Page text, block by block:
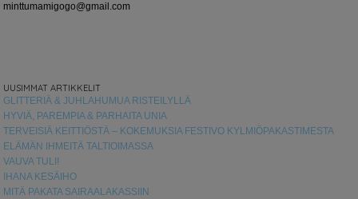
minttumamigogo@gmail.com
UUSIMMAT ARTIKKELIT
GLITTERIÄ & JUHLAHUMUA RISTEILYLLÄ
HYVIÄ, PAREMPIA & PARHAITA UNIA
TERVEISIÄ KEITTIÖSTÄ – KOKEMUKSIA FESTIVO KYLMIÖPAKASTIMESTA
ELÄMÄN IHMEITÄ TALTIOIMASSA
VAUVA TULI!
IHANA KESÄIHO
MITÄ PAKATA SAIRAALAKASSIIN